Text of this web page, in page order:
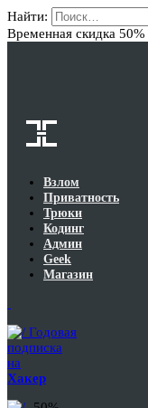
Найти:
Временная скидка 50%
Взлом
Приватность
Трюки
Кодинг
Админ
Geek
Магазин
Годовая
подписка
на
Хакер